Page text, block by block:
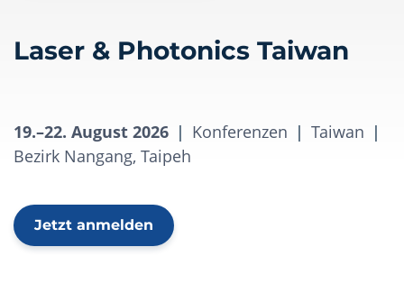
Laser & Photonics Taiwan
19.–22. August 2026 | Konferenzen | Taiwan |
Bezirk Nangang, Taipeh
Jetzt anmelden